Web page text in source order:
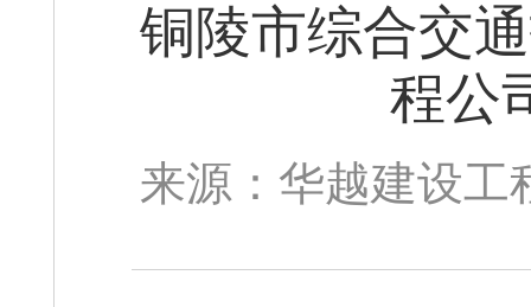
铜陵市综合交
程公
来源：华越建设